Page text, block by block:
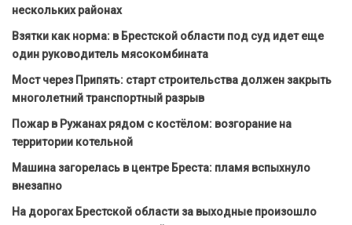
нескольких районах
Взятки как норма: в Брестской области под суд идет еще
один руководитель мясокомбината
Мост через Припять: старт строительства должен закрыть
многолетний транспортный разрыв
Пожар в Ружанах рядом с костёлом: возгорание на
территории котельной
Машина загорелась в центре Бреста: пламя вспыхнуло
внезапно
На дорогах Брестской области за выходные произошло